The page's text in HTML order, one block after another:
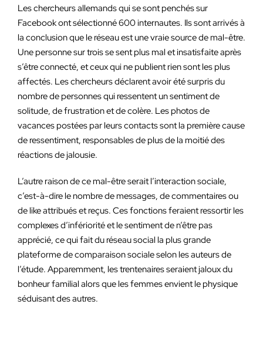
Les chercheurs allemands qui se sont penchés sur
Facebook ont sélectionné 600 internautes. Ils sont arrivés à
la conclusion que le réseau est une vraie source de mal-être.
Une personne sur trois se sent plus mal et insatisfaite après
s’être connecté, et ceux qui ne publient rien sont les plus
affectés. Les chercheurs déclarent avoir été surpris du
nombre de personnes qui ressentent un sentiment de
solitude, de frustration et de colère. Les photos de
vacances postées par leurs contacts sont la première cause
de ressentiment, responsables de plus de la moitié des
réactions de jalousie.
L’autre raison de ce mal-être serait l’interaction sociale,
c’est-à-dire le nombre de messages, de commentaires ou
de like attribués et reçus. Ces fonctions feraient ressortir les
complexes d’infériorité et le sentiment de n’être pas
apprécié, ce qui fait du réseau social la plus grande
plateforme de comparaison sociale selon les auteurs de
l’étude. Apparemment, les trentenaires seraient jaloux du
bonheur familial alors que les femmes envient le physique
séduisant des autres.